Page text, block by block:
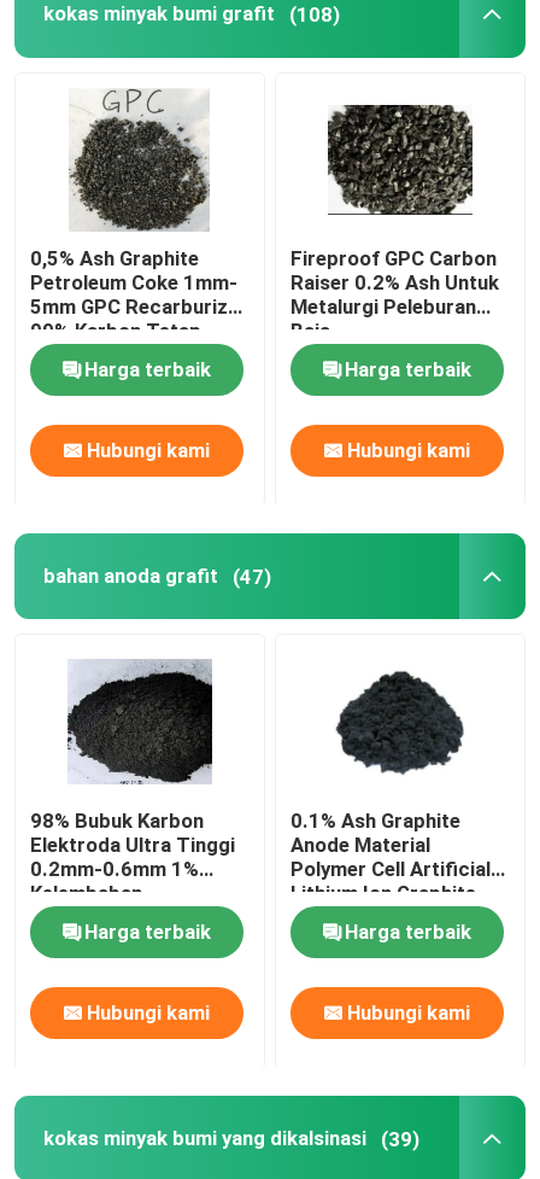
Produk
Tentang kami
Tur Pabrik
Hubungi kami
Berita
kasus
Grafit Serpihan Alami
kokas minyak bumi grafit
bahan anoda grafit
kokas minyak bumi yang dikalsinasi
Grafit Kemurnian Tinggi
Bubuk Grafit yang Dapat Diperluas
kokas minyak bumi grafit (108)
0,5% Ash Graphite
Petroleum Coke 1mm-
5mm GPC Recarburizer
99% Karbon Tetap
Harga terbaik
Hubungi kami
Fireproof GPC Carbon
Raiser 0.2% Ash Untuk
Metalurgi Peleburan
Baja
Harga terbaik
Hubungi kami
bahan anoda grafit (47)
98% Bubuk Karbon
Elektroda Ultra Tinggi
0.2mm-0.6mm 1%
Kelembaban
Harga terbaik
Hubungi kami
0.1% Ash Graphite
Anode Material
Polymer Cell Artificial
Lithium Ion Graphite
Harga terbaik
Hubungi kami
kokas minyak bumi yang dikalsinasi (39)